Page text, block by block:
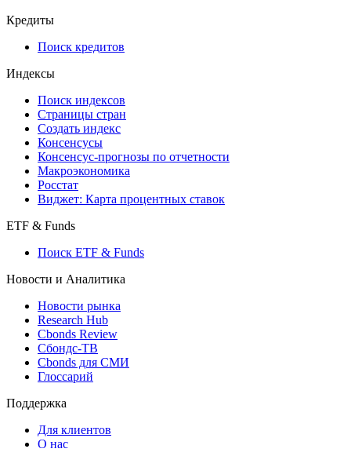
API and Data Feed
API каталог
Кредиты
Поиск кредитов
Индексы
Поиск индексов
Страницы стран
Создать индекс
Консенсусы
Консенсус-прогнозы по отчетности
Макроэкономика
Виджет: Карта процентных ставок
ETF & Funds
Поиск ETF & Funds
Новости и Аналитика
Новости рынка
Research Hub
Cbonds Review
Сбондс-ТВ
Глоссарий